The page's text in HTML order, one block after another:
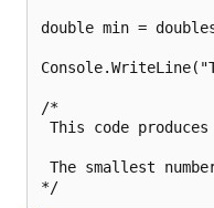
double min =
/*
This code
The smallest